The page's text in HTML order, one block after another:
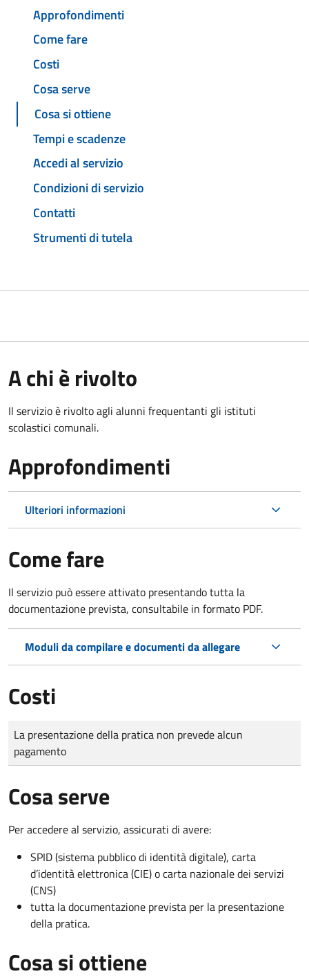
Approfondimenti
Come fare
Costi
Cosa serve
Cosa si ottiene
Tempi e scadenze
Accedi al servizio
Condizioni di servizio
Contatti
Strumenti di tutela
A chi è rivolto
Il servizio è rivolto agli alunni frequentanti gli istituti
scolastici comunali.
Approfondimenti
Ulteriori informazioni
Come fare
Il servizio può essere attivato presentando tutta la
documentazione prevista, consultabile in formato PDF.
Moduli da compilare e documenti da allegare
Costi
Tipo di pagamento
Importo
La presentazione della pratica non prevede alcun
pagamento
Cosa serve
Per accedere al servizio, assicurati di avere:
SPID (sistema pubblico di identità digitale), carta
d’identità elettronica (CIE) o carta nazionale dei servizi
(CNS)
tutta la documentazione prevista per la presentazione
della pratica.
Cosa si ottiene